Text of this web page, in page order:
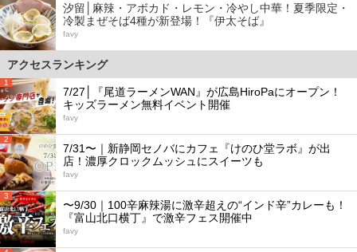
汐留│麻辣・アボカド・レモン・冷やし中華！夏季限定・
冷製まぜそば4種が新登場！『伊太そば』
favy
アクセスランキング
1
7/27│『尾道ラーメンWAN』が広島HiroPaにオープン！
キッズラーメン無料イベント開催
favy
2
7/31〜｜新静岡セノバにカフェ『けのひ堂ラボ』が出
店！濃厚クロックムッシュにスイーツも
favy
3
〜9/30｜100辛麻辣湯に激辛超えの“インド辛”カレーも！
『富山北口横丁』で激辛フェス開催中
favy